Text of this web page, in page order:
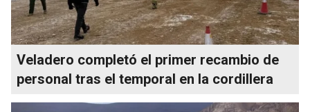
Veladero completó el primer recambio de
personal tras el temporal en la cordillera